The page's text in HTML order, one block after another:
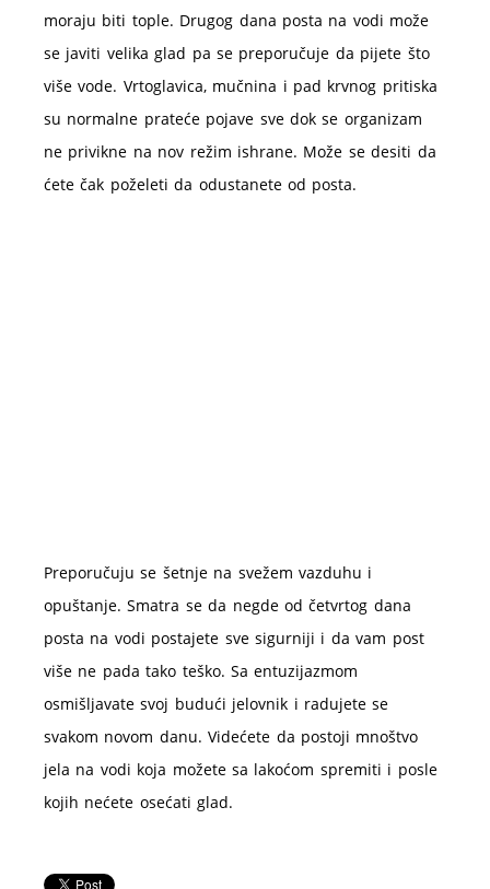
moraju biti tople. Drugog dana posta na vodi može
se javiti velika glad pa se preporučuje da pijete što
više vode. Vrtoglavica, mučnina i pad krvnog pritiska
su normalne prateće pojave sve dok se organizam
ne privikne na nov režim ishrane. Može se desiti da
ćete čak poželeti da odustanete od posta.
Preporučuju se šetnje na svežem vazduhu i
opuštanje. Smatra se da negde od četvrtog dana
posta na vodi postajete sve sigurniji i da vam post
više ne pada tako teško. Sa entuzijazmom
osmišljavate svoj budući jelovnik i radujete se
svakom novom danu. Videćete da postoji mnoštvo
jela na vodi koja možete sa lakoćom spremiti i posle
kojih nećete osećati glad.